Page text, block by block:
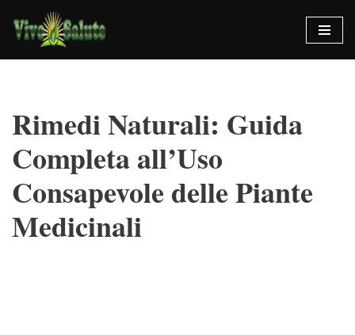
Vai
al
Rimedi Naturali: Guida
Completa all’Uso
Consapevole delle Piante
Medicinali